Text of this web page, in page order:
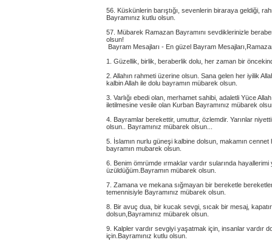
56. Küskünlerin barıştığı, sevenlerin biraraya geldiği,
Bayramınız kutlu olsun.
57. Mübarek Ramazan Bayramını sevdiklerinizle
olsun!
Bayram Mesajları - En güzel Bayram
1. Güzellik, birlik, beraberlik dolu, her zaman bir
2. Allahın rahmeti üzerine olsun. Sana gelen her iyilik
kalbin Allah ile dolu bayramın mübarek olsun.
3. Varlığı ebedi olan, merhamet sahibi, adaletli Yüce
iletilmesine vesile olan Kurban Bayramınız mübarek
4. Bayramlar berekettir, umuttur, özlemdir. Yarınlar
olsun.. Bayramınız mübarek olsun...
5. İslamın nurlu güneşi kalbine dolsun, makamın
bayramın mubarek olsun.
6. Benim ömrümde ırmaklar vardır sularında
üzüldüğüm.Bayramın mübarek olsun.
7. Zamana ve mekana sığmayan bir bereketle
temennisiyle Bayramınız mübarek olsun.
8. Bir avuç dua, bir kucak sevgi, sıcak bir mesaj,
dolsun,Bayramınız mübarek olsun.
9. Kalpler vardır sevgiyi yaşatmak için, insanlar vardır
için.Bayramınız kutlu olsun.